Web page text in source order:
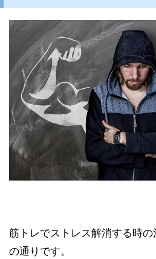
筋トレでストレス解消する時
の通りです。